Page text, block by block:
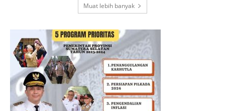
Muat lebih banyak